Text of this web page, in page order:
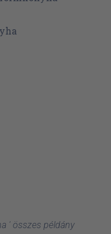
' összes példány